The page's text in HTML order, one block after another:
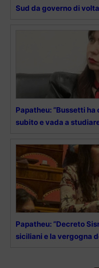
Sud da governo di
Papatheu: “Bussetti
subito e vada a
Papatheu: “Decreto
siciliani e la vergogna